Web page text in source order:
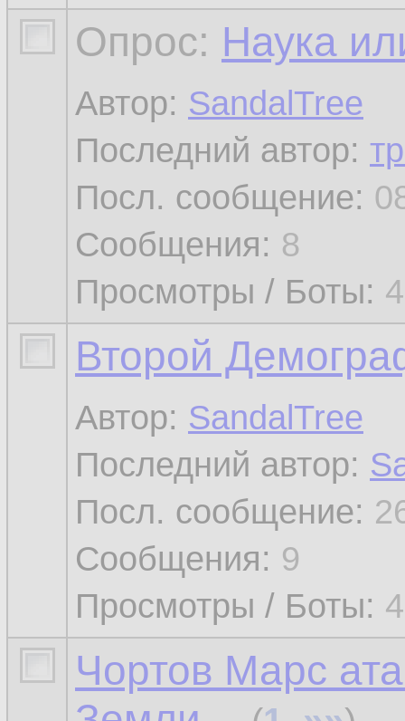
Опрос: Наука
Автор: SandalTree
Последний автор:
Посл. сообщение:
Сообщения: 8
Просмотры / Боты:
Второй
Автор: SandalTree
Последний автор:
Посл. сообщение:
Сообщения: 9
Просмотры / Боты:
Чортов Марс